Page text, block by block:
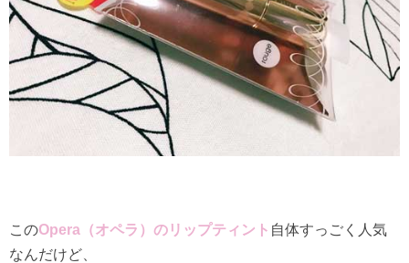
このOpera（オペラ）のリップティント 自体すっごく人気
なんだけど、